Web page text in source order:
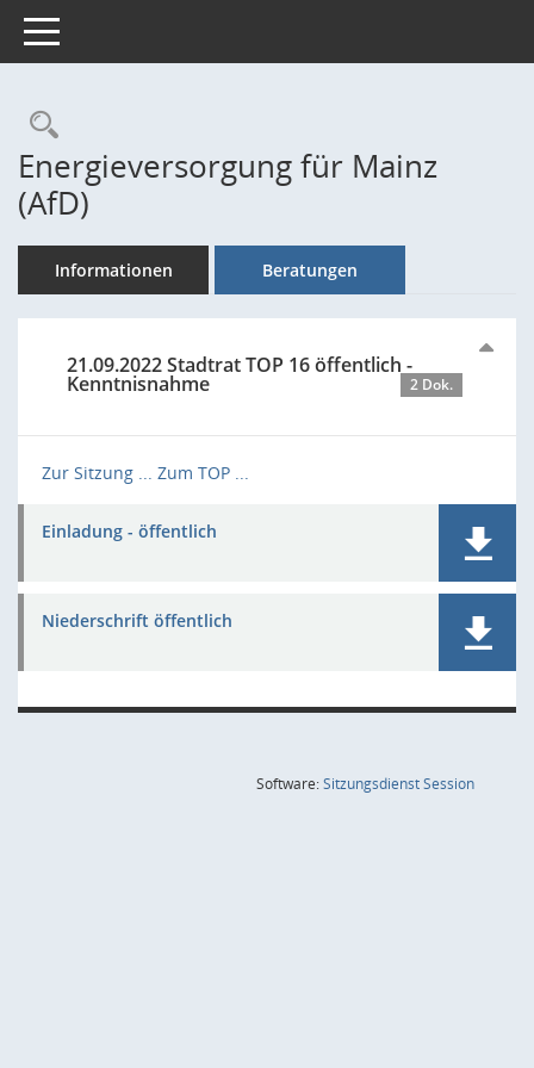
Toggle navigation
Rechercheauswahl
Energieversorgung für Mainz
(AfD)
Informationen Beratungen
21.09.2022 Stadtrat TOP 16 öffentlich -
Kenntnisnahme 2 Dok.
Zur Sitzung ... Zum TOP ...
Einladung - öffentlich
Niederschrift öffentlich
Software:SitzungsdienstSession(Wird in